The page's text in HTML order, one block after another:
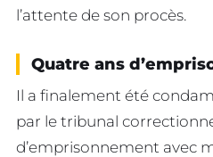
l’attente de son procès.
Quatre ans
Il a finalement été
par le tribunal
d’emprisonnement avec